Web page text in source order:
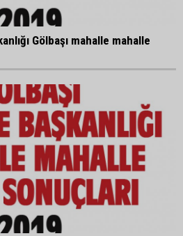
Gölbaşı mahalle mahalle